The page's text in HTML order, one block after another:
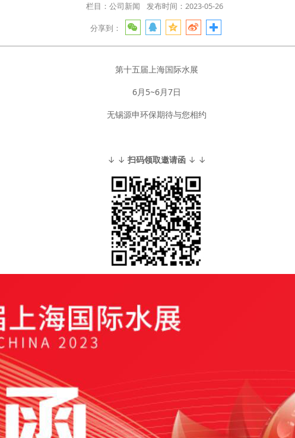
栏目：公司新闻 发布时间：2023-05-26
分享到：
第十五届上海国际水展
6月5~6月7日
无锡源申环保期待与您相约
↓ ↓ 扫码领取邀请函 ↓ ↓